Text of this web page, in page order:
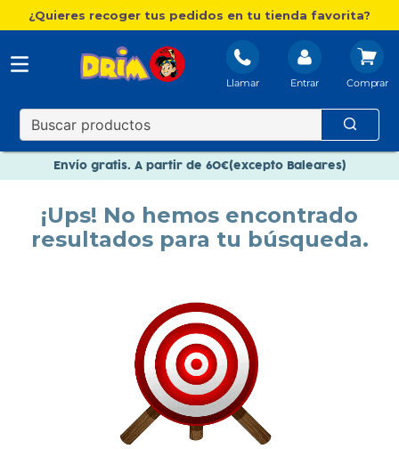
¿Quieres recoger tus pedidos en tu tienda favorita?
Llamar Entrar
Envío gratis. A partir de 60€(excepto Baleares)
Nuevo catálogo Aire Libre
Paga en 3 plazos sin intereses
¡Ups! No hemos encontrado
resultados para tu búsqueda.